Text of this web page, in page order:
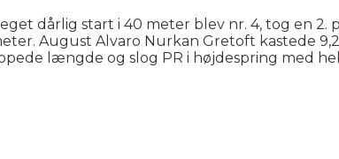
dårlig start i 40 meter blev nr. 4, tog en 2.
August Alvaro Nurkan Gretoft kastede
længde og slog PR i højdespring med